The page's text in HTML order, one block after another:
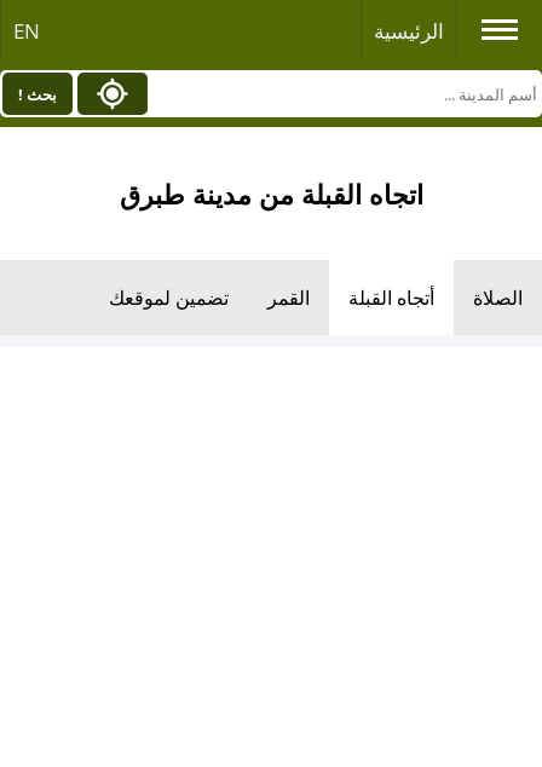
الرئيسية EN
بحث !
اتجاه القبلة من مدينة طبرق
الصلاة أتجاه القبلة القمر تضمين لموقعك